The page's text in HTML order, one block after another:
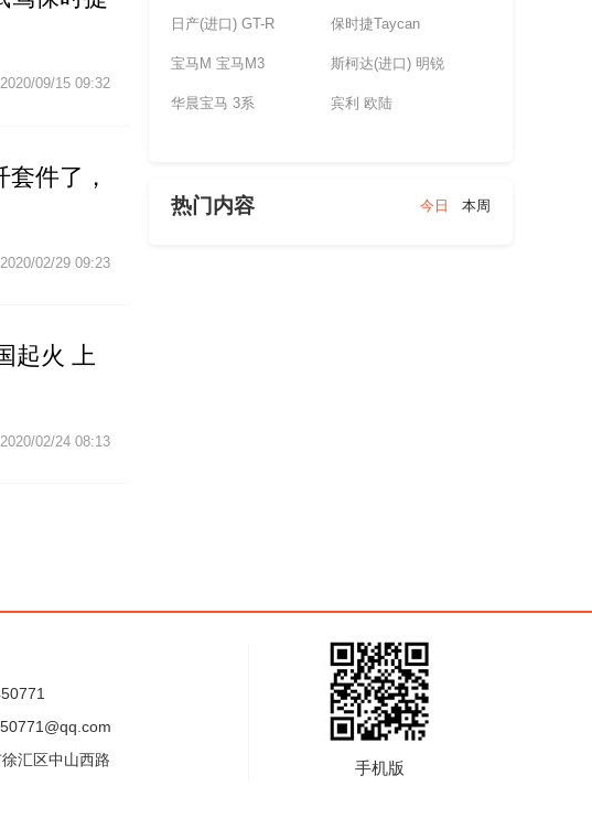
2020/09/15 09:32
件了，
2020/02/29 09:23
起火 上
2020/02/24 08:13
日产(进口) GT-R 保时捷Taycan
宝马M 宝马M3 斯柯达(进口) 明锐
华晨宝马 3系 宾利 欧陆
热门内容 今日 本周
汇区中山西路
手机版